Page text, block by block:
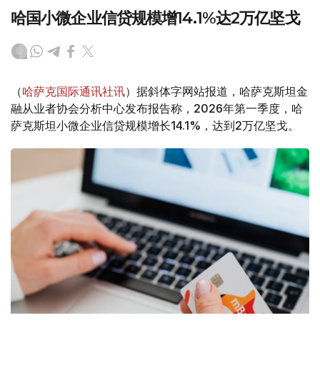
哈国小微企业信贷规模增14.1%达2万亿坚戈
（哈萨克国际通讯社讯）据斜体字网站报道，哈萨克斯坦金
融从业者协会分析中心发布报告称，2026年第一季度，哈
萨克斯坦小微企业信贷规模增长14.1%，达到2万亿坚戈。